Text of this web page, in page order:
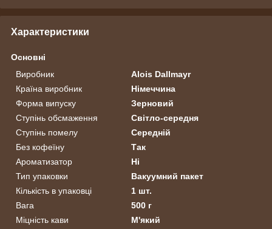
Характеристики
Основні
Виробник
Alois Dallmayr
Країна виробник
Німеччина
Форма випуску
Зерновий
Ступінь обсмаження
Світло-середня
Ступінь помелу
Середній
Без кофеїну
Так
Ароматизатор
Ні
Тип упаковки
Вакуумний пакет
Кількість в упаковці
1 шт.
Вага
500 г
Міцність кави
М'який